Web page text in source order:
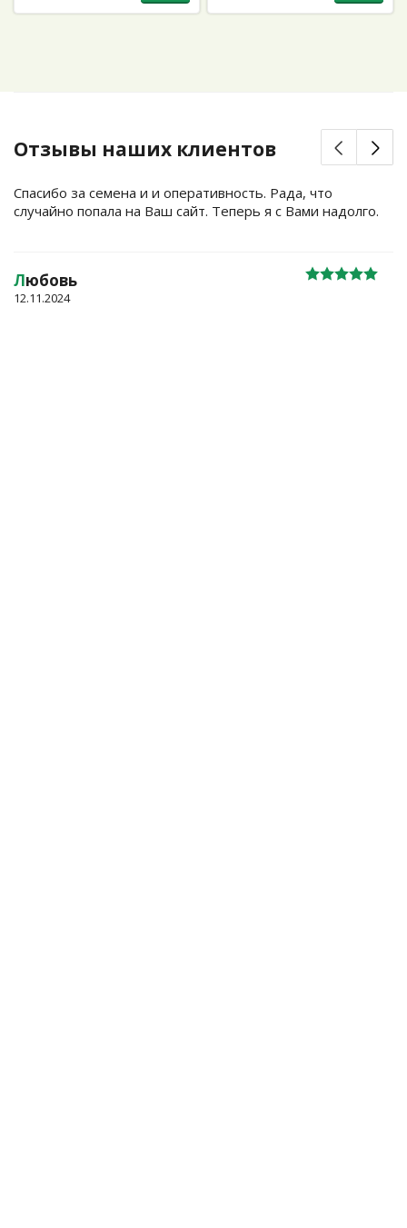
Отзывы наших клиентов
Спасибо за семена и и оперативность. Рада, что
случайно попала на Ваш сайт. Теперь я с Вами надолго.
Любовь
12.11.2024